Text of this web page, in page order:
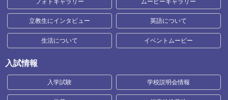
立教生にインタビュー 英語について
生活について イベントムービー
入試情報
入学試験 学校説明会情報